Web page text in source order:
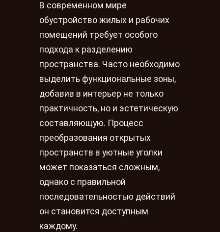
В современном мире
обустройство жилых и рабочих
помещений требует особого
подхода к разделению
пространства. Часто необходимо
выделить функциональные зоны,
добавив в интерьер не только
практичность, но и эстетическую
составляющую. Процесс
преобразования открытых
пространств в уютные уголки
может показаться сложным,
однако с правильной
последовательностью действий
он становится доступным
каждому.